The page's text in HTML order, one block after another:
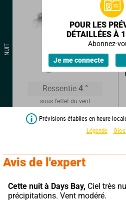
NUIT
8°
Ressentie 4 °
sous l'effet du vent
POUR LES
DÉTAILLÉES À
Abonnez-
Je me connecte
Prévisions établies en heure
Légende
Avis de l'expert
Cette nuit à Days Bay, Ciel très
précipitations. Vent modéré.